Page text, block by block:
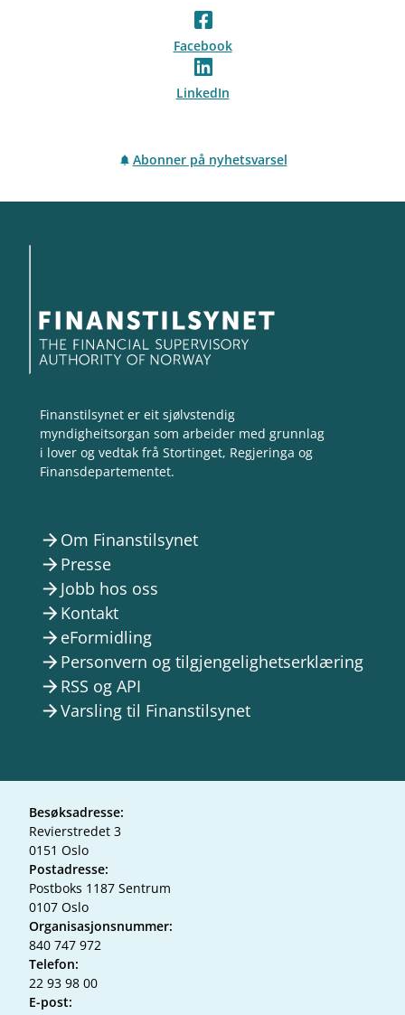
Facebook
LinkedIn
Abonner på nyhetsvarsel
Finanstilsynet er eit sjølvstendig
myndigheitsorgan som arbeider med grunnlag
i lover og vedtak frå Stortinget, Regjeringa og
Finansdepartementet.
arrow_forward Om Finanstilsynet
arrow_forward Presse
arrow_forward Jobb hos oss
arrow_forward Kontakt
arrow_forward eFormidling
arrow_forward Personvern og tilgjengelighetserklæring
arrow_forward RSS og API
arrow_forwardVarsling til Finanstilsynet
Besøksadresse:
Revierstredet 3
0151 Oslo
Postadresse:
Postboks 1187 Sentrum
0107 Oslo
Organisasjonsnummer:
840 747 972
Telefon:
22 93 98 00
E-post: